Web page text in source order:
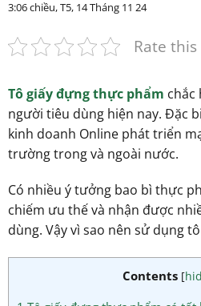
3:06 chiều, T5, 14 Tháng 11 24
Rate
Tô giấy đựng thực phẩm chắc
người tiêu dùng hiện nay. Đặc
kinh doanh Online phát triển
trường trong và ngoài nước.
Có nhiều ý tưởng bao bì thực
chiếm ưu thế và nhận được
dùng. Vậy vì sao nên sử dụng
Contents [